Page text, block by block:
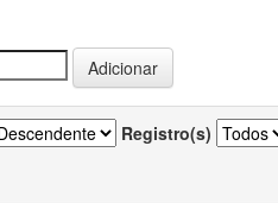
Registro(s)